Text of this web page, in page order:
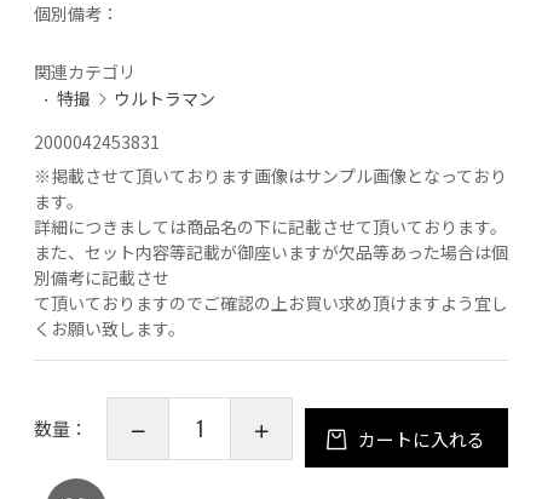
個別備考：
関連カテゴリ
特撮
ウルトラマン
2000042453831
※掲載させて頂いております画像はサンプル画像となっており
ます。
詳細につきましては商品名の下に記載させて頂いております。
また、セット内容等記載が御座いますが欠品等あった場合は個
別備考に記載させ
て頂いておりますのでご確認の上お買い求め頂けますよう宜し
くお願い致します。
数量： カートに入れる